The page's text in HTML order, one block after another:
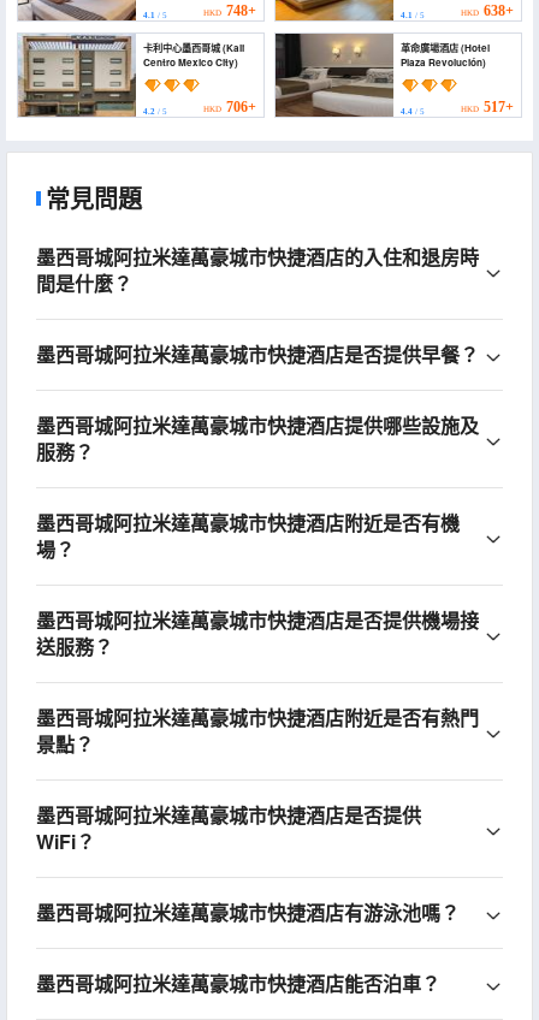
4.1 / 5 HKD 748+ 4.1/ 5 HKD 638+
卡利中心墨西哥城 (Kali
Centro Mexico City)
4.2 / 5 HKD 706+
革命廣場酒店 (Hotel
Plaza Revolución)
4.4/ 5 HKD 517+
常見問題
墨西哥城阿拉米達萬豪城市快捷酒店的入住和退房時
間是什麼？
墨西哥城阿拉米達萬豪城市快捷酒店是否提供早餐？
墨西哥城阿拉米達萬豪城市快捷酒店提供哪些設施及
服務？
墨西哥城阿拉米達萬豪城市快捷酒店附近是否有機
場？
墨西哥城阿拉米達萬豪城市快捷酒店是否提供機場接
送服務？
墨西哥城阿拉米達萬豪城市快捷酒店附近是否有熱門
景點？
墨西哥城阿拉米達萬豪城市快捷酒店是否提供
WiFi？
墨西哥城阿拉米達萬豪城市快捷酒店有游泳池嗎？
墨西哥城阿拉米達萬豪城市快捷酒店能否泊車？